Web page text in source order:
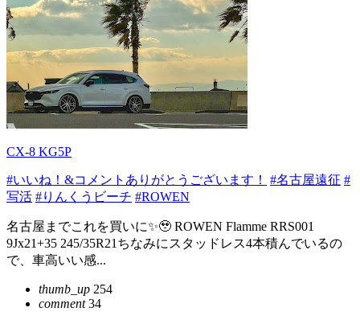
CX-8 KG5P
#いいね！&コメントありがとうございます！ #名古屋遠征 #
写活 #りんくうビーチ #ROWEN
名古屋までこれを買いに✨🥹 ROWEN Flamme RRS001
9Jx21+35 245/35R21ちなみにスタッドレス4本積んでいるの
で、車高いい感...
thumb_up 254
comment34